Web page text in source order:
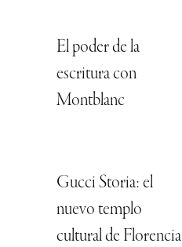
El poder de la
escritura con
Montblanc
Gucci Storia: el
nuevo templo
cultural de Florencia